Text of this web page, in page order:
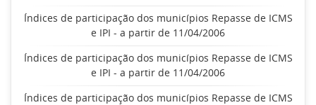
Índices de participação dos municípios Repasse de ICMS
e IPI - a partir de 11/04/2006
Índices de participação dos municípios Repasse de ICMS
e IPI - a partir de 11/04/2006
Índices de participação dos municípios Repasse de ICMS